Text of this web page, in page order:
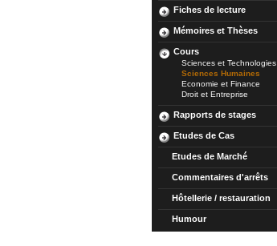
Fiches de lecture
Mémoires et Thèses
Cours
Sciences et Technologies
Sciences Humaines
Economie et Finance
Droit et Entreprise
Rapports de stages
Etudes de Cas
Etudes de Marché
Commentaires d'arrêts
Hôtellerie / restauration
Humour